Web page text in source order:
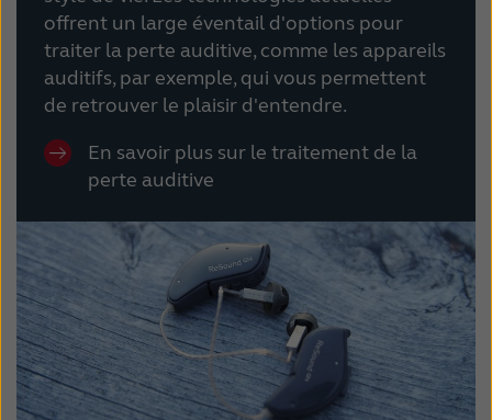
offrent un large éventail d'options pour
traiter la perte auditive, comme les appareils
auditifs, par exemple, qui vous permettent
de retrouver le plaisir d'entendre.
En savoir plus sur le traitement de la
perte auditive